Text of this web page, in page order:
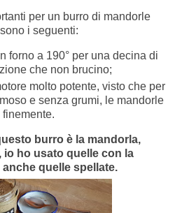
per un burro di mandorle
i seguenti:
forno a 190° per una decina di
che non brucino;
molto potente, visto che per
e senza grumi, le mandorle
burro è la mandorla,
io ho usato quelle con la
quelle spellate.